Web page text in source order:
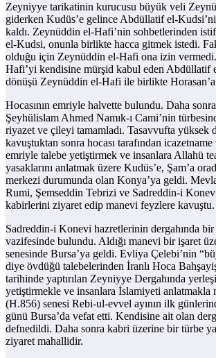
Zeyniyye tarikatinin kurucusu büyük veli
giderken Kudüs’e gelince Abdüllatif el-
kaldı. Zeynüddin el-Hafi’nin sohbetlerinden
el-Kudsi, onunla birlikte hacca gitmek istedi.
olduğu için Zeynüddin el-Hafi ona izin
Hafi’yi kendisine mürşid kabul eden Abdüllatif
dönüşü Zeynüddin el-Hafi ile birlikte
Hocasının emriyle halvette bulundu. Daha
Şeyhülislam Ahmed Namık-ı Cami’nin
riyazet ve çileyi tamamladı. Tasavvufta yüksek
kavuştuktan sonra hocası tarafından
emriyle talebe yetiştirmek ve insanlara Allahü
yasaklarını anlatmak üzere Kudüs’e, Şam’a
merkezi durumunda olan Konya’ya geldi.
Rumi, Şemseddin Tebrizi ve Sadreddin-i
kabirlerini ziyaret edip manevi feyzlere kavuştu.
Sadreddin-i Konevi hazretlerinin dergahında
vazifesinde bulundu. Aldığı manevi bir işaret
senesinde Bursa’ya geldi. Evliya Çelebi’nin
diye övdüğü talebelerinden İranlı Hoca
tarihinde yaptırılan Zeyniyye Dergahında
yetiştirmekle ve insanlara İslamiyeti anlatmakla
(H.856) senesi Rebi-ul-evvel ayının ilk
günü Bursa’da vefat etti. Kendisine ait olan
defnedildi. Daha sonra kabri üzerine bir türbe
ziyaret mahallidir.